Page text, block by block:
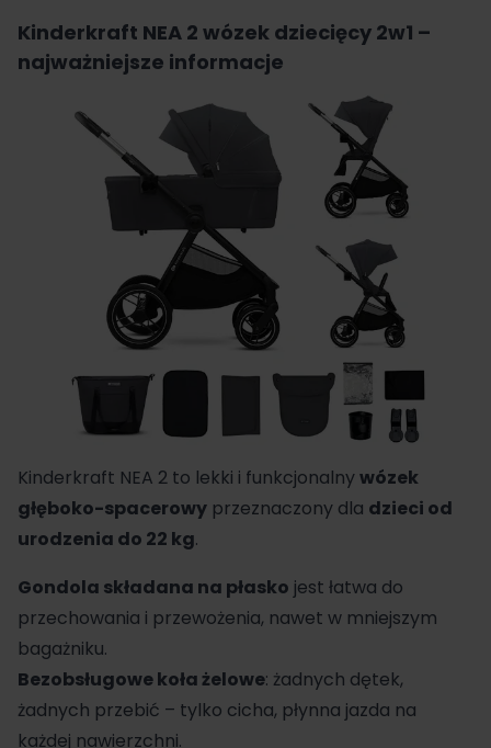
Kinderkraft NEA 2 wózek dziecięcy 2w1 –
najważniejsze informacje
Kinderkraft NEA 2 to lekki i funkcjonalnywózek
głęboko-spacerowy przeznaczony dla dzieci od
urodzenia do 22 kg.
Gondola składana na płasko jest łatwa do
przechowania i przewożenia, nawet w mniejszym
bagażniku.
Bezobsługowe koła żelowe: żadnych dętek,
żadnych przebić – tylko cicha, płynna jazda na
każdej nawierzchni.